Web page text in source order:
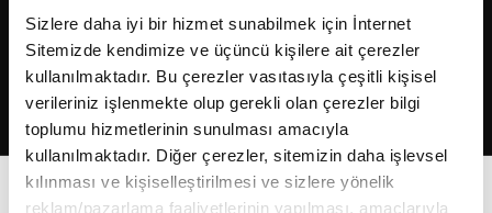
Sizlere daha iyi bir hizmet sunabilmek için İnternet
Sitemizde kendimize ve üçüncü kişilere ait çerezler
kullanılmaktadır. Bu çerezler vasıtasıyla çeşitli kişisel
verileriniz işlenmekte olup gerekli olan çerezler bilgi
toplumu hizmetlerinin sunulması amacıyla
kullanılmaktadır. Diğer çerezler, sitemizin daha işlevsel
kılınması ve kişiselleştirilmesi ve sizlere yönelik
reklam/pazarlama faaliyetlerinin yapılması, amaçlarıyla
2026Fikriyat. Tüm hakları saklıdır.